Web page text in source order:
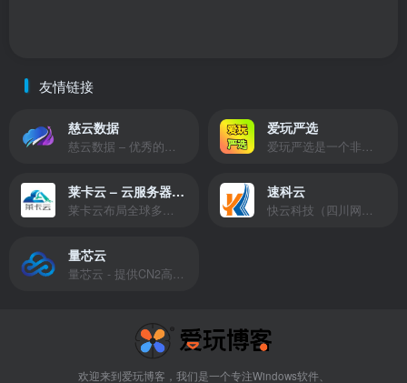
友情链接
慈云数据 爱玩严选
莱卡云 – 云服务器提供商 速科云
量芯云
欢迎来到爱玩博客，我们是一个专注Windows软件、